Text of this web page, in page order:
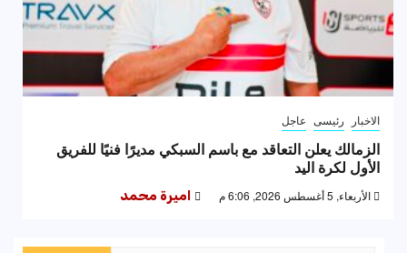
الاخبار رئيسى عاجل
الزمالك يعلن التعاقد مع باسم السبكي مديرًا فنيًا للفريق
الأول لكرة اليد
الأربعاء, 5 أغسطس 2026, 6:06 م اميرة محمد